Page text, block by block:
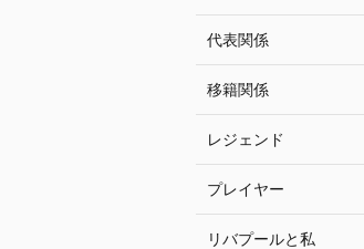
代表関係
移籍関係
レジェンド
プレイヤー
リバプールと私